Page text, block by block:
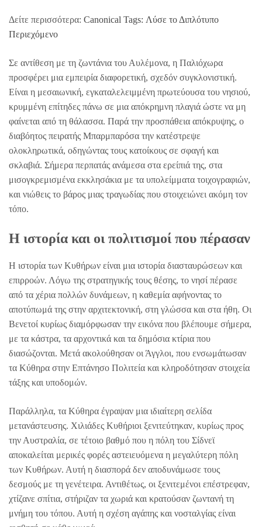
Δείτε περισσότερα: Canonical Tags: Λύσε το Διπλότυπο
Περιεχόμενο
Σε αντίθεση με τη ζωντάνια του Αυλέμονα, η Παλιόχωρα
προσφέρει μια εμπειρία διαφορετική, σχεδόν συγκλονιστική.
Είναι η μεσαιωνική, εγκαταλελειμμένη πρωτεύουσα του νησιού,
κρυμμένη επίτηδες πάνω σε μια απόκρημνη πλαγιά ώστε να μη
φαίνεται από τη θάλασσα. Παρά την προσπάθεια απόκρυψης, ο
διαβόητος πειρατής Μπαρμπαρόσα την κατέστρεψε
ολοκληρωτικά, οδηγώντας τους κατοίκους σε σφαγή και
σκλαβιά. Σήμερα περπατάς ανάμεσα στα ερείπιά της, στα
μισογκρεμισμένα εκκλησάκια με τα υπολείμματα τοιχογραφιών,
και νιώθεις το βάρος μιας τραγωδίας που στοιχειώνει ακόμη τον
τόπο.
Η ιστορία και οι πολιτισμοί που πέρασαν
Η ιστορία των Κυθήρων είναι μια ιστορία διασταυρώσεων και
επιρροών. Λόγω της στρατηγικής τους θέσης, το νησί πέρασε
από τα χέρια πολλών δυνάμεων, η καθεμία αφήνοντας το
αποτύπωμά της στην αρχιτεκτονική, στη γλώσσα και στα ήθη. Οι
Βενετοί κυρίως διαμόρφωσαν την εικόνα που βλέπουμε σήμερα,
με τα κάστρα, τα αρχοντικά και τα δημόσια κτίρια που
διασώζονται. Μετά ακολούθησαν οι Άγγλοι, που ενσωμάτωσαν
τα Κύθηρα στην Επτάνησο Πολιτεία και κληροδότησαν στοιχεία
τάξης και υποδομών.
Παράλληλα, τα Κύθηρα έγραψαν μια ιδιαίτερη σελίδα
μετανάστευσης. Χιλιάδες Κυθήριοι ξενιτεύτηκαν, κυρίως προς
την Αυστραλία, σε τέτοιο βαθμό που η πόλη του Σίδνεϊ
αποκαλείται μερικές φορές αστειευόμενα η μεγαλύτερη πόλη
των Κυθήρων. Αυτή η διασπορά δεν αποδυνάμωσε τους
δεσμούς με τη γενέτειρα. Αντιθέτως, οι ξενιτεμένοι επέστρεφαν,
χτίζανε σπίτια, στήριζαν τα χωριά και κρατούσαν ζωντανή τη
μνήμη του τόπου. Αυτή η σχέση αγάπης και νοσταλγίας είναι